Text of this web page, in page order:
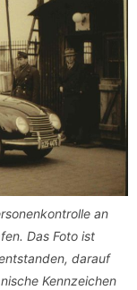
an
Das Foto ist
darauf
Kennzeichen